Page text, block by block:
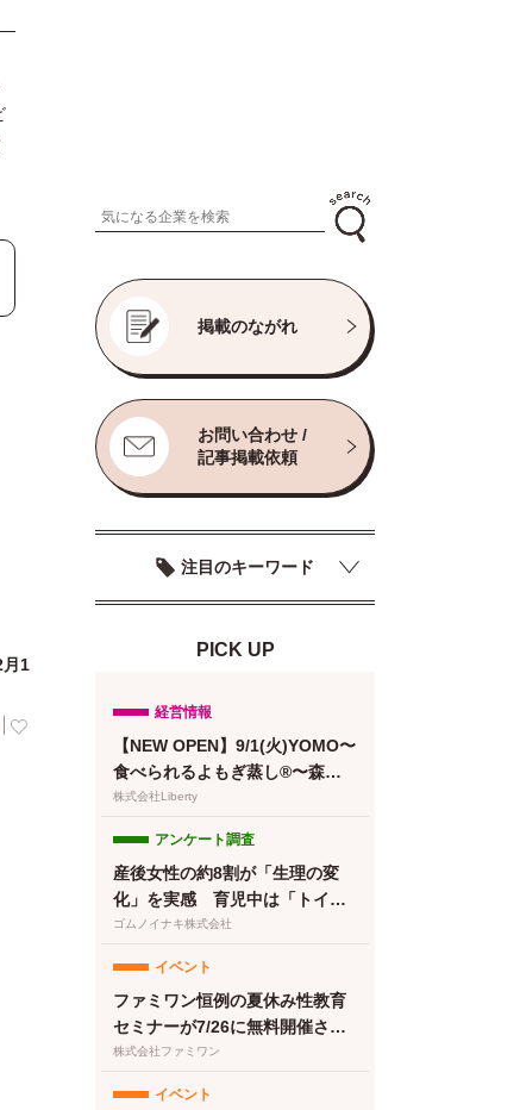
月1
掲載のながれ
お問い合わせ /
記事掲載依頼
注目のキーワード
PICK UP
経営情報
【NEW OPEN】9/1(火)YOMO〜
食べられるよもぎ蒸し®〜森下
清澄白河店グランドオープン！
株式会社Liberty
アンケート調査
産後女性の約8割が「生理の変
化」を実感 育児中は「トイレ
に行けない」が最大のストレス
ゴムノイナキ株式会社
イベント
ファミワン恒例の夏休み性教育
セミナーが7/26に無料開催さ
れ、申込860件・満足度84.3％
株式会社ファミワン
イベント